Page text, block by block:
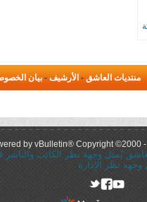
منتديات العاشق - الأرشيف - بيان
by vBulletin® Copyright ©2000 -
يُمثل وجهة نظر الكاتب والناشر
وجهه نظر الإدارة